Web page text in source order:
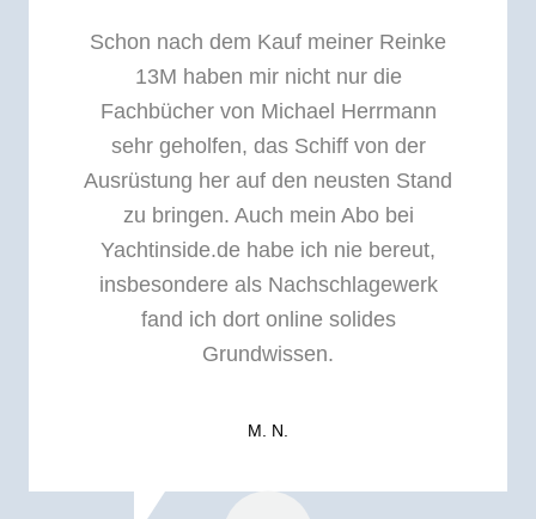
Schon nach dem Kauf meiner Reinke
13M haben mir nicht nur die
Fachbücher von Michael Herrmann
sehr geholfen, das Schiff von der
Ausrüstung her auf den neusten Stand
zu bringen. Auch mein Abo bei
Yachtinside.de habe ich nie bereut,
insbesondere als Nachschlagewerk
fand ich dort online solides
Grundwissen.
M. N.